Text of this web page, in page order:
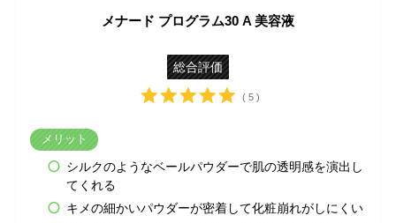
メナード プログラム30 A 美容液
総合評価
( 5 )
メリット
シルクのようなベールパウダーで肌の透明感を演出し
てくれる
キメの細かいパウダーが密着して化粧崩れがしにくい